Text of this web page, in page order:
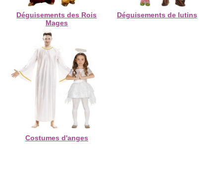
Déguisements des Rois
Mages
Déguisements de lutins
Costumes d'anges